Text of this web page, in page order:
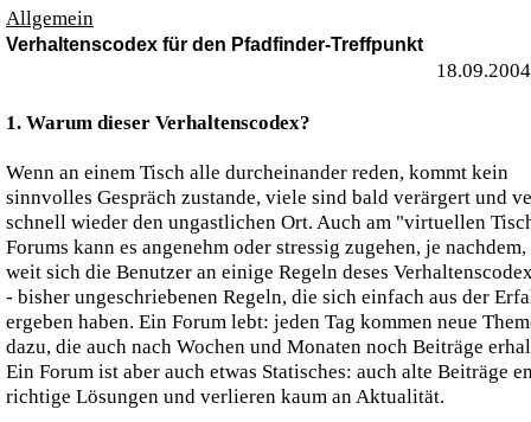
Allgemein
Verhaltenscodex für den Pfadfinder-Treffpunkt
1. Warum dieser Verhaltenscodex?
Wenn an einem Tisch alle durcheinander reden, kommt kein
sinnvolles Gespräch zustande, viele sind bald verärgert und
schnell wieder den ungastlichen Ort. Auch am "virtuellen
Forums kann es angenehm oder stressig zugehen, je
weit sich die Benutzer an einige Regeln deses
- bisher ungeschriebenen Regeln, die sich einfach aus der
ergeben haben. Ein Forum lebt: jeden Tag kommen neue
dazu, die auch nach Wochen und Monaten noch Beiträge
Ein Forum ist aber auch etwas Statisches: auch alte Beiträge
richtige Lösungen und verlieren kaum an Aktualität.